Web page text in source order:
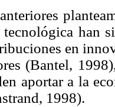
tecnológica han
en
(Bantel,
aportar a la
1998).